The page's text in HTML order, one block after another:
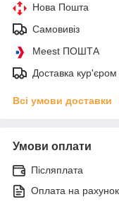
Нова Пошта
Самовивіз
Meest ПОШТА
Доставка кур'єром
Всі умови доставки
Умови оплати
Післяплата
Оплата на рахунок